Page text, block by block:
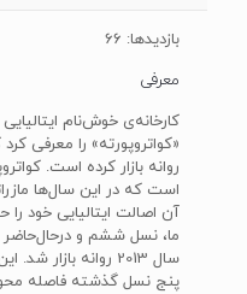
بازدیدها: 66
معرفی
«کواتروپورته» را معرفی
روانه بازار کرده است.
است که در این سال‌ها
آن اصالت ایتالیایی خود
ما، نسل ششم و
سال 2013 روانه
پنج نسل گذشته فاصله